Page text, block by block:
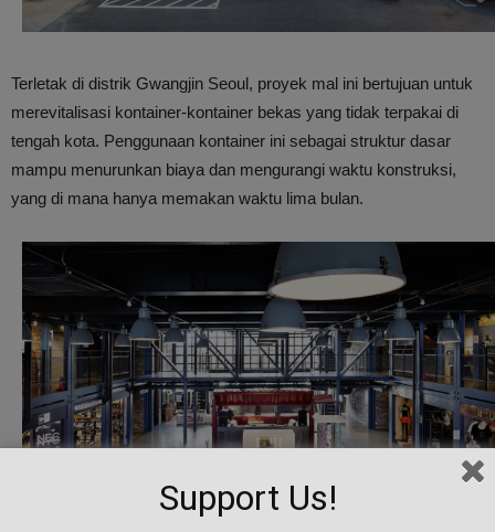
Terletak di distrik Gwangjin Seoul, proyek mal ini bertujuan untuk
merevitalisasi kontainer-kontainer bekas yang tidak terpakai di
tengah kota. Penggunaan kontainer ini sebagai struktur dasar
mampu menurunkan biaya dan mengurangi waktu konstruksi,
yang di mana hanya memakan waktu lima bulan.
Support Us!